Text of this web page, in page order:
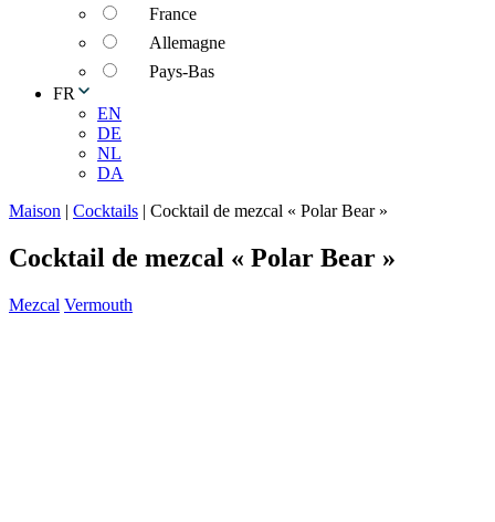
France
Allemagne
Pays-Bas
FR
EN
DE
NL
DA
Maison | Cocktails | Cocktail de mezcal « Polar Bear »
Cocktail de mezcal « Polar Bear »
Mezcal Vermouth